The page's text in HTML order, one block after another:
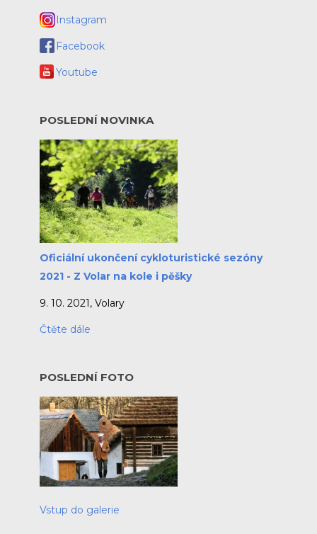
Instagram
Facebook
Youtube
POSLEDNÍ NOVINKA
Oficiální ukončení cykloturistické sezóny
2021 - Z Volar na kole i pěšky
9. 10. 2021, Volary
Čtěte dále
POSLEDNÍ FOTO
Vstup do galerie